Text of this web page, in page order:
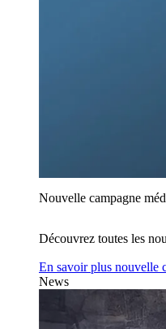
Nouvelle campagne
Découvrez toutes les
En savoir plus nouvelle
News